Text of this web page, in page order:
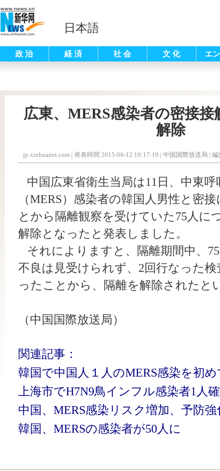
日本語
政 治 経 済 社 会 文 化 エ
広東、MERS感染者の密接接
解除
jp.xinhuanet.com | 発表時間 2015-06-12 10:17:19 | 中国国際放送局 | 編
中国広東省衛生当局は11日、中東呼
（MERS）感染者の韓国人男性と密
とから隔離観察を受けていた75人に
解除となったと発表しました。
それによりますと、隔離期間中、
不良は見受けられず、2回行なった
ったことから、隔離を解除されたと
（中国国際放送局）
関連記事：
韓国で中国人１人のMERS感染を初
上海市でH7N9鳥インフル感染者1人
中国、MERS感染リスク増加、予防
韓国、MERSの感染者が50人に